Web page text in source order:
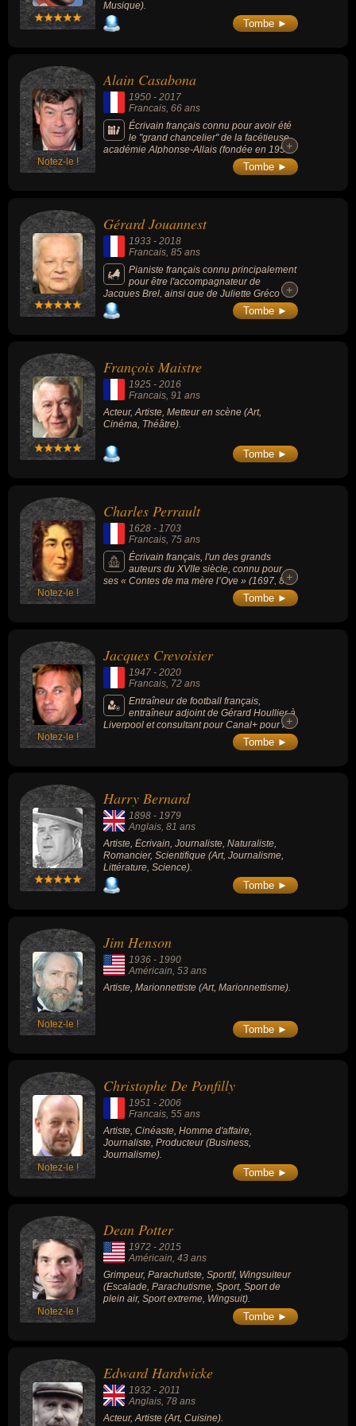
Musique).
Tombe ►
Notez-le !
Alain Casabona
1950 - 2017
Francais, 66 ans
Écrivain français connu pour avoir été
le "grand chancelier" de la facétieuse
académie Alphonse-Allais (fondée en 1954
à l'occasion du centenaire de la naissance
+
+
Tombe ►
Gérard Jouannest
1933 - 2018
Francais, 85 ans
Pianiste français connu principalement
pour être l'accompagnateur de
Jacques Brel, ainsi que de Juliette Gréco
dont il fut l'époux.
+
+
Tombe ►
François Maistre
1925 - 2016
Francais, 91 ans
Acteur, Artiste, Metteur en scène (Art,
Cinéma, Théâtre).
Tombe ►
Notez-le !
Charles Perrault
1628 - 1703
Francais, 75 ans
Écrivain français, l'un des grands
auteurs du XVIIe siècle, connu pour
ses « Contes de ma mère l’Oye » (1697, 8
contes de fées) devenu un classique de la
littérature enfantine, occultant tout le reste de
devint ainsi l'un des formalisateurs du genre
littéraire écrit du conte merveilleux.
+
+
Tombe ►
Notez-le !
Jacques Crevoisier
1947 - 2020
Francais , 72 ans
Entraîneur de football français,
entraîneur adjoint de Gérard Houllier à
Liverpool et consultant pour Canal+ pour le+
+
Tombe ►
Harry Bernard
1898 - 1979
Anglais, 81 ans
Artiste, Écrivain, Journaliste, Naturaliste,
Romancier, Scientifique (Art, Journalisme,
Littérature, Science).
Tombe ►
Notez-le !
Jim Henson
1936 - 1990
Américain , 53 ans
Artiste, Marionnettiste (Art, Marionnettisme).
Tombe ►
Notez-le !
Christophe De Ponfilly
1951 - 2006
Francais, 55 ans
Artiste, Cinéaste, Homme d'affaire,
Journaliste, Producteur (Business,
Journalisme).
Tombe ►
Notez-le !
Dean Potter
1972 - 2015
Américain , 43 ans
Grimpeur, Parachutiste, Sportif, Wingsuiteur
(Escalade, Parachutisme, Sport, Sport de
plein air, Sport extreme, Wingsuit).
Tombe ►
Edward Hardwicke
1932 - 2011
Anglais, 78 ans
Acteur, Artiste (Art, Cuisine).